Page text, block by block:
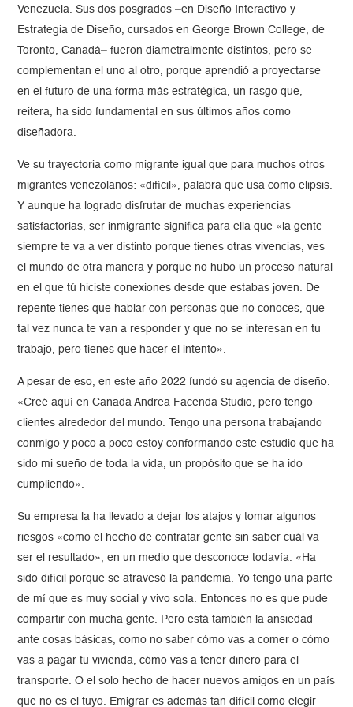
Venezuela. Sus dos posgrados –en Diseño Interactivo y
Estrategia de Diseño, cursados en George Brown College, de
Toronto, Canadá– fueron diametralmente distintos, pero se
complementan el uno al otro, porque aprendió a proyectarse
en el futuro de una forma más estratégica, un rasgo que,
reitera, ha sido fundamental en sus últimos años como
diseñadora.
Ve su trayectoria como migrante igual que para muchos otros
migrantes venezolanos: «difícil», palabra que usa como elipsis.
Y aunque ha logrado disfrutar de muchas experiencias
satisfactorias, ser inmigrante significa para ella que «la gente
siempre te va a ver distinto porque tienes otras vivencias, ves
el mundo de otra manera y porque no hubo un proceso natural
en el que tú hiciste conexiones desde que estabas joven. De
repente tienes que hablar con personas que no conoces, que
tal vez nunca te van a responder y que no se interesan en tu
trabajo, pero tienes que hacer el intento».
A pesar de eso, en este año 2022 fundó su agencia de diseño.
«Creé aquí en Canadá Andrea Facenda Studio, pero tengo
clientes alrededor del mundo. Tengo una persona trabajando
conmigo y poco a poco estoy conformando este estudio que ha
sido mi sueño de toda la vida, un propósito que se ha ido
cumpliendo».
Su empresa la ha llevado a dejar los atajos y tomar algunos
riesgos «como el hecho de contratar gente sin saber cuál va
ser el resultado», en un medio que desconoce todavía. «Ha
sido difícil porque se atravesó la pandemia. Yo tengo una parte
de mí que es muy social y vivo sola. Entonces no es que pude
compartir con mucha gente. Pero está también la ansiedad
ante cosas básicas, como no saber cómo vas a comer o cómo
vas a pagar tu vivienda, cómo vas a tener dinero para el
transporte. O el solo hecho de hacer nuevos amigos en un país
que no es el tuyo. Emigrar es además tan difícil como elegir